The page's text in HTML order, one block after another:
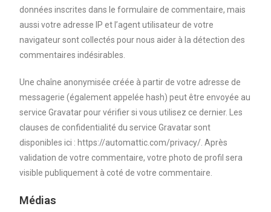
données inscrites dans le formulaire de commentaire, mais
aussi votre adresse IP et l’agent utilisateur de votre
navigateur sont collectés pour nous aider à la détection des
commentaires indésirables.
Une chaîne anonymisée créée à partir de votre adresse de
messagerie (également appelée hash) peut être envoyée au
service Gravatar pour vérifier si vous utilisez ce dernier. Les
clauses de confidentialité du service Gravatar sont
disponibles ici : https://automattic.com/privacy/. Après
validation de votre commentaire, votre photo de profil sera
visible publiquement à coté de votre commentaire.
Médias